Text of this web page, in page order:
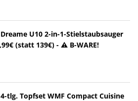
Dreame U10 2-in-1-Stielstaubsauger
(statt 139€) - ⚠️ B-WARE!
4-tlg. Topfset WMF Compact Cuisine